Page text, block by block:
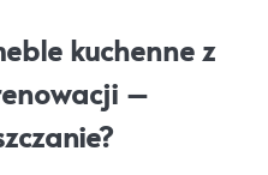
kuchenne z
–